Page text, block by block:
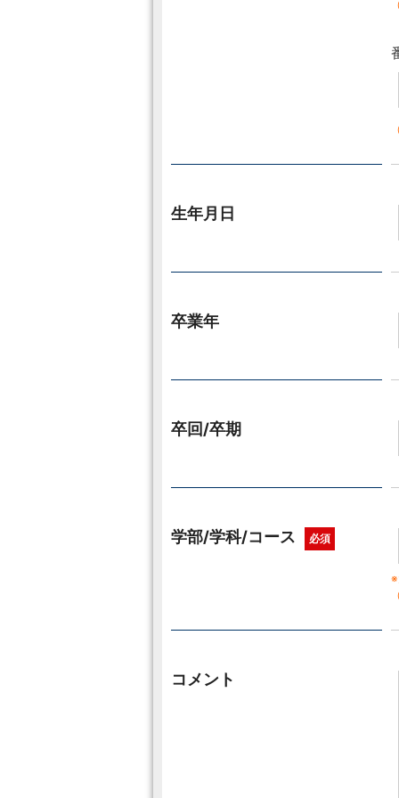
生年月日
卒業年
卒回/卒期
学部/学科/コース 必須
※
コメント